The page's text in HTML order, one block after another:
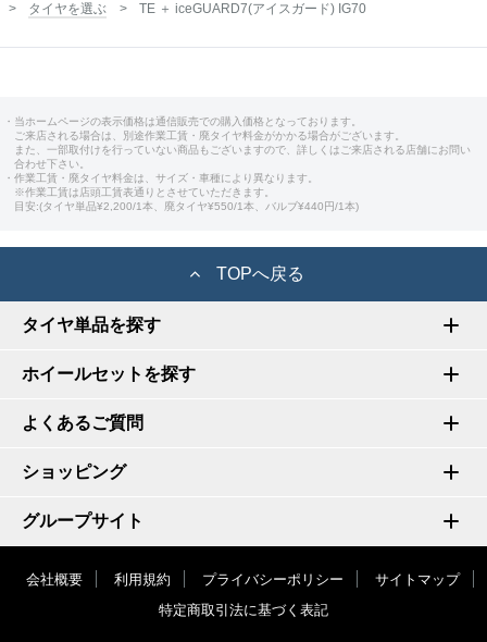
タイヤを選ぶ
TE ＋ iceGUARD7(アイスガード) IG70
・当ホームページの表示価格は通信販売での購入価格となっております。
ご来店される場合は、別途作業工賃・廃タイヤ料金がかかる場合がございます。
また、一部取付けを行っていない商品もございますので、詳しくはご来店される店舗にお問い
合わせ下さい。
・作業工賃・廃タイヤ料金は、サイズ・車種により異なります。
※作業工賃は店頭工賃表通りとさせていただきます。
目安:(タイヤ単品¥2,200/1本、廃タイヤ¥550/1本、バルブ¥440円/1本)
TOPへ戻る
タイヤ単品を探す
ホイールセットを探す
よくあるご質問
ショッピング
グループサイト
会社概要 利用規約 プライバシーポリシー
サイトマップ
特定商取引法に基づく表記